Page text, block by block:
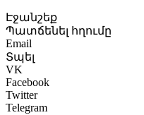
Էջանշեք
Պատճենել հղումը
Email
Տպել
VK
Facebook
Twitter
Telegram